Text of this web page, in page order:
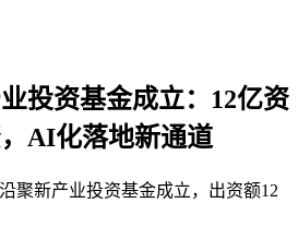
投资基金成立：12亿资
AI化落地新通道
聚新产业投资基金成立，出资额12